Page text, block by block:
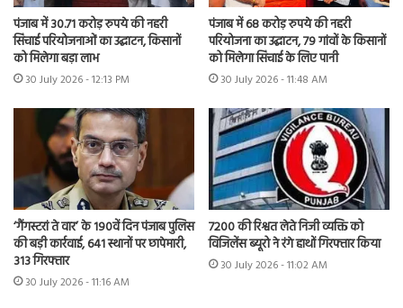
पंजाब में 30.71 करोड़ रुपये की नहरी
सिंचाई परियोजनाओं का उद्घाटन, किसानों
को मिलेगा बड़ा लाभ
30 July 2026 - 12:13 PM
पंजाब में 68 करोड़ रुपये की नहरी
परियोजना का उद्घाटन, 79 गांवों के किसानों
को मिलेगा सिंचाई के लिए पानी
30 July 2026 - 11:48 AM
‘गैंगस्टरां ते वार’ के 190वें दिन पंजाब पुलिस
की बड़ी कार्रवाई, 641 स्थानों पर छापेमारी,
313 गिरफ्तार
30 July 2026 - 11:16 AM
7200 की रिश्वत लेते निजी व्यक्ति को
विजिलेंस ब्यूरो ने रंगे हाथों गिरफ्तार किया
30 July 2026 - 11:02 AM